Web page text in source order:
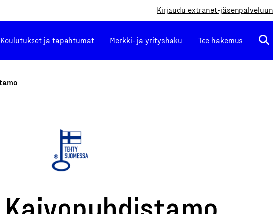
Kirjaudu extranet-jäsenpalveluun
Koulutukset ja tapahtumat Merkki- ja yrityshaku Tee hakemus